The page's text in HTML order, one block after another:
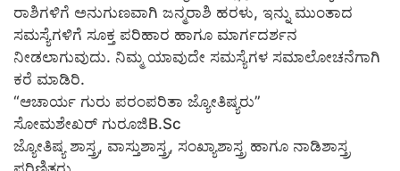
ರಾಶಿಗಳಿಗೆ ಅನುಗುಣವಾಗಿ ಜನ್ಮರಾಶಿ ಹರಳು, ಇನ್ನು ಮುಂತಾದ
ಸಮಸ್ಯೆಗಳಿಗೆ ಸೂಕ್ತ ಪರಿಹಾರ ಹಾಗೂ ಮಾರ್ಗದರ್ಶನ
ನೀಡಲಾಗುವುದು. ನಿಮ್ಮ ಯಾವುದೇ ಸಮಸ್ಯೆಗಳ ಸಮಾಲೋಚನೆಗಾಗಿ
ಕರೆ ಮಾಡಿರಿ.
“ಆಚಾರ್ಯ ಗುರು ಪರಂಪರಿತಾ ಜ್ಯೋತಿಷ್ಯರು”
ಸೋಮಶೇಖರ್ ಗುರೂಜಿB.Sc
ಜ್ಯೋತಿಷ್ಯ ಶಾಸ್ತ್ರ, ವಾಸ್ತುಶಾಸ್ತ್ರ, ಸಂಖ್ಯಾಶಾಸ್ತ್ರ ಹಾಗೂ ನಾಡಿಶಾಸ್ತ್ರ